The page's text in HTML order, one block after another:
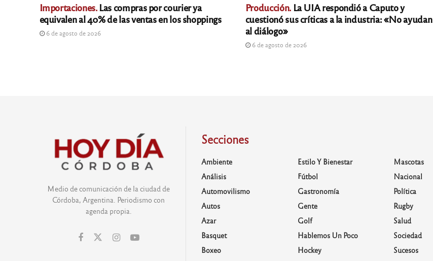
Importaciones.Las compras por courier ya
equivalen al 40% de las ventas en los shoppings
6 de agosto de 2026
Producción.La UIA respondió a Caputo y
cuestionó sus críticas a la industria: «No ayudan
al diálogo»
6 de agosto de 2026
Medio de comunicación de la ciudad de
Córdoba, Argentina. Periodismo con
agenda propia.
Secciones
Ambiente
Análisis
Automovilismo
Autos
Azar
Basquet
Boxeo
Estilo Y Bienestar
Fútbol
Gastronomía
Gente
Golf
Hablemos Un Poco
Hockey
Mascotas
Nacional
Política
Rugby
Salud
Sociedad
Sucesos